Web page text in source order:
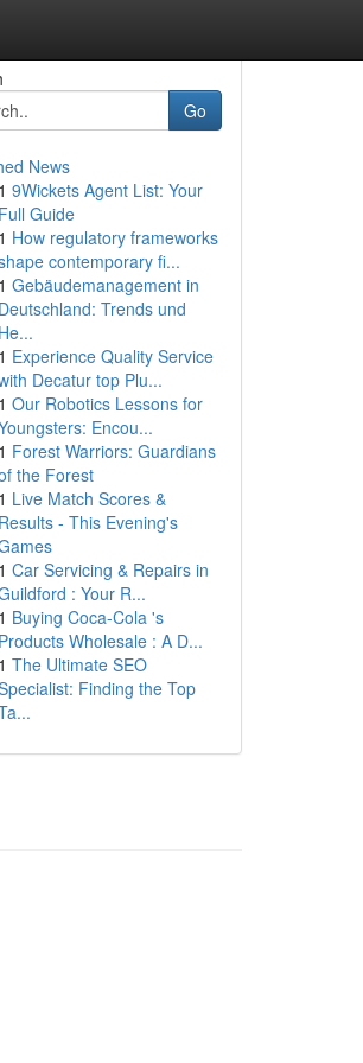
Go
News
1 9Wickets Agent List: Your
Full Guide
1 How regulatory frameworks
contemporary fi...
1 Gebäudemanagement in
Deutschland: Trends und
He...
1 Experience Quality Service
Decatur top Plu...
1 Our Robotics Lessons for
Encou...
1 Forest Warriors: Guardians
the Forest
1 Live Match Scores &
Results - This Evening's
1 Car Servicing & Repairs in
: Your R...
1 Buying Coca-Cola 's
Products Wholesale : A D...
1 The Ultimate SEO
Finding the Top